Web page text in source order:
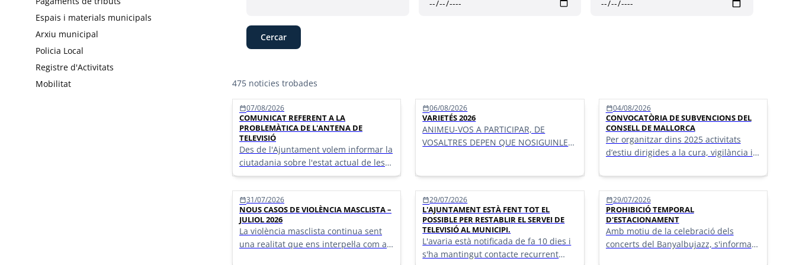
Espais i materials municipals
Arxiu municipal
Policia Local
Registre d'Activitats
Mobilitat
475 noticies trobades
Llistat de notícies
calendar_today07/08/2026
COMUNICAT REFERENT A LA
PROBLEMÀTICA DE L'ANTENA DE
TELEVISIÓ
Des de l'Ajuntament volem informar la
ciutadania sobre l'estat actual de les
incidències que afecten el servei de
senyal de televisió.
calendar_today06/08/2026
VARIETÉS 2026
ANIMEU-VOS A PARTICIPAR, DE
VOSALTRES DEPEN QUE NOSIGUINLES
calendar_today04/08/2026
CONVOCATÒRIA DE SUBVENCIONS DEL
CONSELL DE MALLORCA
Per organitzar dins 2025 activitats
d’estiu dirigides a la cura, vigilància i
calendar_today31/07/2026
NOUS CASOS DE VIOLÈNCIA MASCLISTA –
JULIOL 2026
La violència masclista continua sent
una realitat que ens interpel·la com a
calendar_today29/07/2026
L'AJUNTAMENT ESTÀ FENT TOT EL
POSSIBLE PER RESTABLIR EL SERVEI DE
TELEVISIÓ AL MUNICIPI.
L'avaria està notificada de fa 10 dies i
s'ha mantingut contacte recurrent
calendar_today29/07/2026
PROHIBICIÓ TEMPORAL
D'ESTACIONAMENT
Amb motiu de la celebració dels
concerts del Banyalbujazz, s'informa